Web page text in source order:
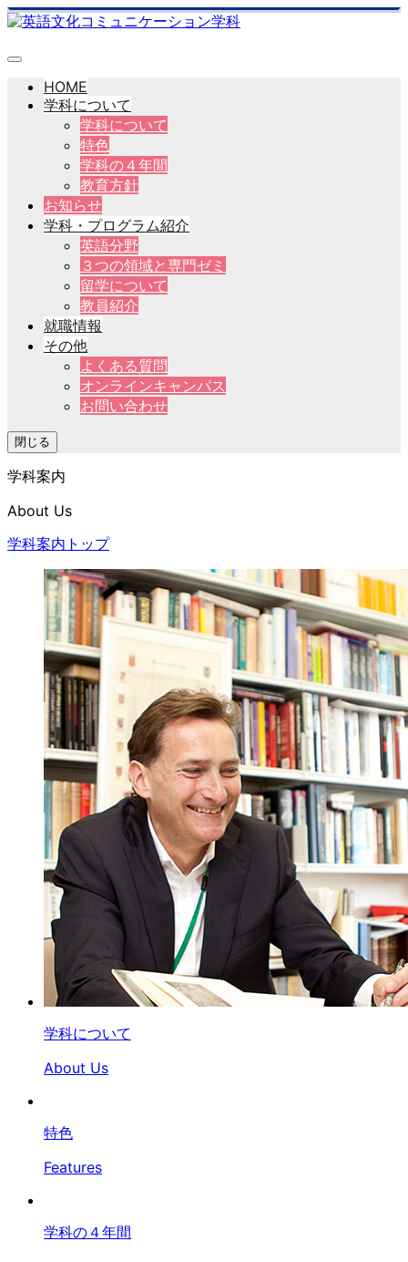
HOME
学科について
学科について
特色
学科の４年間
教育方針
お知らせ
学科・プログラム紹介
英語分野
３つの領域と専門ゼミ
留学について
教員紹介
就職情報
その他
よくある質問
オンラインキャンパス
お問い合わせ
閉じる
学科案内
About Us
学科案内トップ
学科について
About Us
特色
Features
学科の４年間